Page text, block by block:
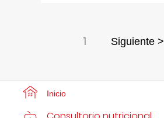
1 Siguiente >
Inicio